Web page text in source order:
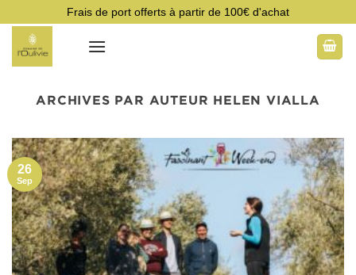
au
contenu
Frais de port offerts à partir de 100€ d'achat
ARCHIVES PAR AUTEUR HELEN VIALLA
26
Sep